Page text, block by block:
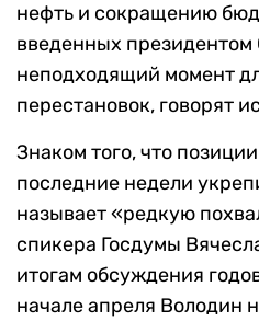
нефть и сокращению
введенных
неподходящий момент
перестановок, говорят
Знаком того, что
последние недели
называет «редкую
спикера Госдумы
итогам обсуждения
начале апреля Володин